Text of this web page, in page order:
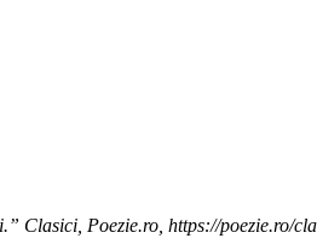
Clasici, Poezie.ro, https://poezie.ro/